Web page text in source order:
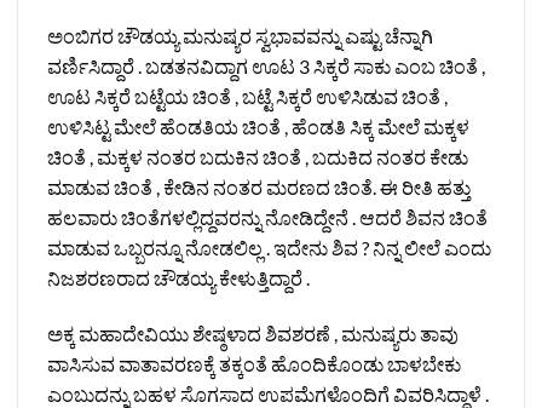
ಅಂಬಿಗರ ಚೌಡಯ್ಯ ಮನುಷ್ಯರ ಸ್ವಭಾವವನ್ನು ಎಷ್ಟು ಚೆನ್ನಾಗಿ
ವರ್ಣಿಸಿದ್ದಾರೆ . ಬಡತನವಿದ್ದಾಗ ಊಟ 3 ಸಿಕ್ಕರೆ ಸಾಕು ಎಂಬ ಚಿಂತೆ ,
ಊಟ ಸಿಕ್ಕರೆ ಬಟ್ಟೆಯ ಚಿಂತೆ , ಬಟ್ಟೆ ಸಿಕ್ಕರೆ ಉಳಿಸಿಡುವ ಚಿಂತೆ ,
ಉಳಿಸಿಟ್ಟ ಮೇಲೆ ಹೆಂಡತಿಯ ಚಿಂತೆ , ಹೆಂಡತಿ ಸಿಕ್ಕ ಮೇಲೆ ಮಕ್ಕಳ
ಚಿಂತೆ , ಮಕ್ಕಳ ನಂತರ ಬದುಕಿನ ಚಿಂತೆ , ಬದುಕಿದ ನಂತರ ಕೇಡು
ಮಾಡುವ ಚಿಂತೆ , ಕೇಡಿನ ನಂತರ ಮರಣದ ಚಿಂತೆ. ಈ ರೀತಿ ಹತ್ತು
ಹಲವಾರು ಚಿಂತೆಗಳಲ್ಲಿದ್ದವರನ್ನು ನೋಡಿದ್ದೇನೆ . ಆದರೆ ಶಿವನ ಚಿಂತೆ
ಮಾಡುವ ಒಬ್ಬರನ್ನೂ ನೋಡಲಿಲ್ಲ . ಇದೇನು ಶಿವ ? ನಿನ್ನ ಲೀಲೆ ಎಂದು
ನಿಜಶರಣರಾದ ಚೌಡಯ್ಯ ಕೇಳುತ್ತಿದ್ದಾರೆ .
ಅಕ್ಕ ಮಹಾದೇವಿಯು ಶೇಷ್ಠಳಾದ ಶಿವಶರಣೆ , ಮನುಷ್ಯರು ತಾವು
ವಾಸಿಸುವ ವಾತಾವರಣಕ್ಕೆ ತಕ್ಕಂತೆ ಹೊಂದಿಕೊಂಡು ಬಾಳಬೇಕು
ಎಂಬುದನ್ನು ಬಹಳ ಸೊಗಸಾದ ಉಪಮೆಗಳೊಂದಿಗೆ ವಿವರಿಸಿದ್ದಾಳೆ .